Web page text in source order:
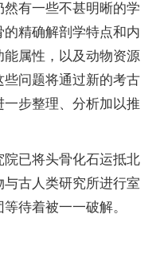
有一些不甚明晰的学
精确解剖学特点和内
属性，以及动物资源
问题将通过新的考古
步整理、分析加以推
已将头骨化石运抵北
古人类研究所进行室
待着被一一破解。